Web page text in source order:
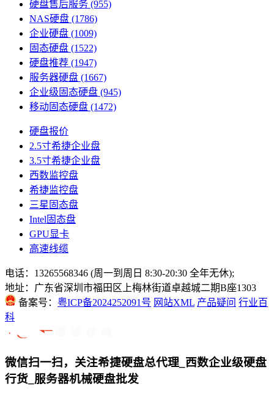
硬盘售后服务 (955)
NAS硬盘 (1786)
企业硬盘 (1009)
固态硬盘 (1522)
硬盘推荐 (1947)
服务器硬盘 (1667)
企业级固态硬盘 (945)
移动固态硬盘 (1472)
硬盘报价
2.5寸希捷企业盘
3.5寸希捷企业盘
西数监控盘
希捷监控盘
三星固态盘
Intel固态盘
GPU显卡
高速线缆
电话：13265568346 (周一到周日 8:30-20:30 全年无休);
地址：广东省深圳市福田区上梅林街道卓越城二期B座1303
备案号： 粤ICP备2024252091号 网站XML 产品疑问 行业百
科
微信扫一扫，关注希捷硬盘总代理_西数企业级硬盘
行货_服务器机械硬盘批发